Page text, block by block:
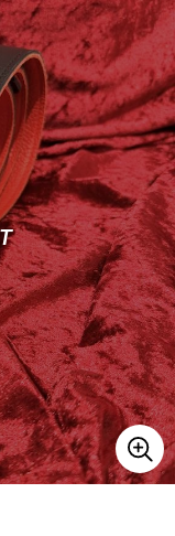
アコギ/エレアコ
ウクレレ
パーカッション
電子ピアノ
その他楽器
エフェクター